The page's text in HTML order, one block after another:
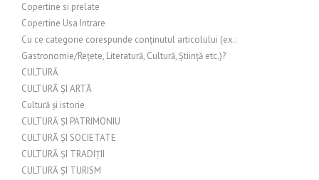
Copertine si prelate
Copertine Usa Intrare
Cu ce categorie corespunde conținutul articolului (ex.:
Gastronomie/Rețete, Literatură, Cultură, Știință etc.)?
CULTURĂ
CULTURĂ ȘI ARTĂ
Cultură și istorie
CULTURĂ ȘI PATRIMONIU
CULTURĂ ȘI SOCIETATE
CULTURĂ ȘI TRADIȚII
CULTURĂ ȘI TURISM